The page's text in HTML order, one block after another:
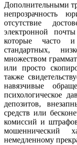
Дополнительными
непрозрачность
отсутствие
электронной
которые часто и
стандартных,
множеством
или просто
также
навязчивые
психологическое
депозитов,
средств или
комиссий и
мошеннический
немедленному